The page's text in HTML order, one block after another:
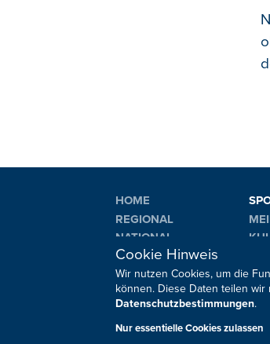
HOME
REGIONAL
NATIONAL
INTERNATIONAL
Sie haben noch Fragen oder
Cookie Hinweis
Wir nutzen Cookies, um die
können. Diese Daten teilen
Datenschutzbestimmungen.
Nur essentielle Cookies zulassen